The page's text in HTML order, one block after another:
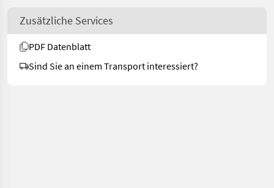
Zusätzliche Services
PDF Datenblatt
Sind Sie an einem Transport interessiert?